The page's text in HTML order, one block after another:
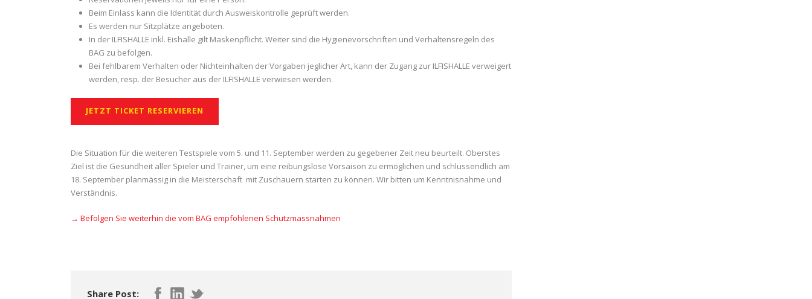
Beim Einlass kann die Identität durch Ausweiskontrolle geprüft werden.
Es werden nur Sitzplätze angeboten.
In der ILFISHALLE inkl. Eishalle gilt Maskenpflicht. Weiter sind die Hygienevorschriften und Verhaltensregeln des
BAG zu befolgen.
Bei fehlbarem Verhalten oder Nichteinhalten der Vorgaben jeglicher Art, kann der Zugang zur ILFISHALLE verweigert
werden, resp. der Besucher aus der ILFISHALLE verwiesen werden.
JETZT TICKET RESERVIEREN
Die Situation für die weiteren Testspiele vom 5. und 11. September werden zu gegebener Zeit neu beurteilt. Oberstes
Ziel ist die Gesundheit aller Spieler und Trainer, um eine reibungslose Vorsaison zu ermöglichen und schlussendlich am
18. September planmässig in die Meisterschaft mit Zuschauern starten zu können. Wir bitten um Kenntnisnahme und
Verständnis.
→ Befolgen Sie weiterhin die vom BAG empfohlenen Schutzmassnahmen
Share Post: